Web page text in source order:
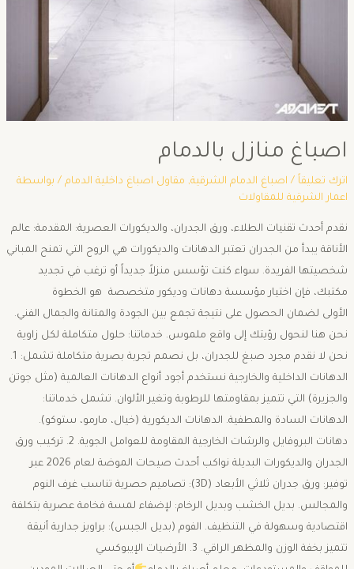
اصباغ منازل بالدمام
اترك تعليقاً / اصباغ الدمام الشرقية, مقاول اصباغ داخلية الدمام/ بواسطة
اعمار الشرقية للمقاولات
نقدم أحدث تقنيات الطلاء، ورق الجدران، والديكورات العصرية: ​المقدمة: عالم
الأناقة يبدأ من الجدران ​تعتبر الدهانات والديكورات هي الروح التي تمنح المباني
شخصيتها الفريدة. سواء كنت تؤسس منزلاً جديداً أو ترغب في تجديد
مكتبك، فإن اختيار مؤسسة دهانات وديكور متخصصة ​ هو الخطوة
الأولى لضمان الحصول على نتيجة تجمع بين الجودة والمتانة والجمال الفني.
نحن هنا لنحول رؤيتك إلى واقع ملموس. ​خدماتنا: حلول متكاملة لكل زاوية ​
نحن لا نقدم مجرد صبغ للجدران، بل نصمم تجربة بصرية متكاملة تشمل: ​1.
الدهانات الداخلية والخارجية ​نستخدم أجود أنواع الدهانات العالمية (مثل جوتن
والجزيرة) التي تتميز بمقاومتها للرطوبة وتغير الألوان. تشمل خدماتنا: ​
الدهانات السادة والمطفية. ​الدهانات الديكورية (خيال، مارمو، ستوكو). ​
دهانات البروفايل والرشات الخارجية المقاومة للعوامل الجوية. ​2. تركيب ورق
الجدران والديكورات البديلة ​نواكب أحدث صيحات الموضة لعام 2026 عبر
توفير: ​ورق جدران ثلاثي الأبعاد (3D): تصاميم حصرية تناسب غرف النوم
والمجالس. ​بديل الخشب وبديل الرخام: لإضفاء لمسة فخامة عصرية بتكلفة
اقتصادية وسهولة في التنظيف. ​الفوم (بديل الجبس): براويز جدارية أنيقة
تتميز بخفة الوزن والمظهر الراقي. ​3. الأرضيات الإيبوكسي ​